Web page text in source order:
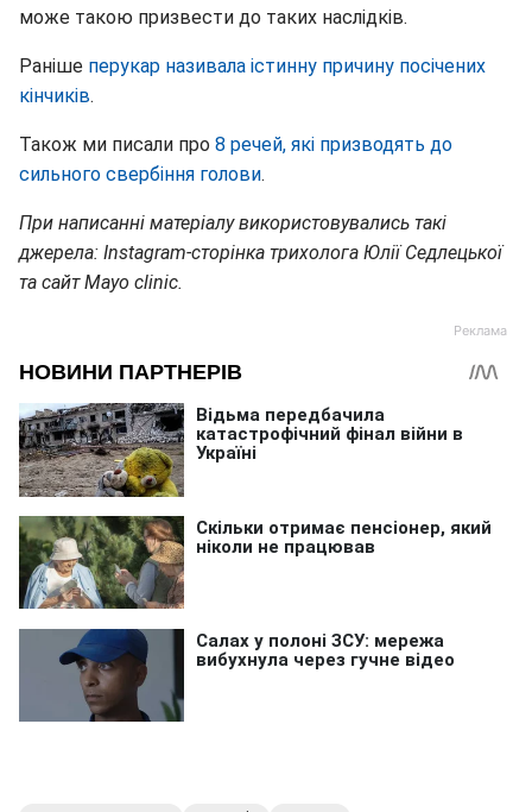
може такою призвести до таких наслідків.
Раніше перукар називала істинну причину посічених
кінчиків.
Також ми писали про 8 речей, які призводять до
сильного свербіння голови.
При написанні матеріалу використовувались такі
джерела: Instagram-сторінка трихолога Юлії Седлецької
та сайт Мауо clinic.